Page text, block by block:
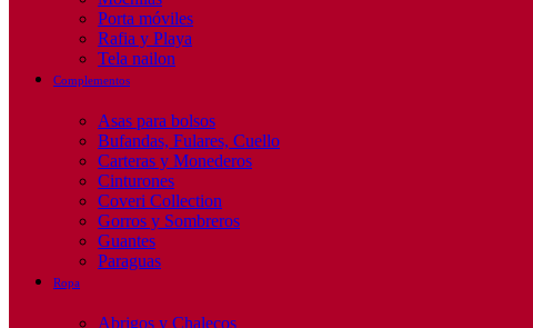
Porta móviles
Rafia y Playa
Tela nailon
Complementos
Asas para bolsos
Bufandas, Fulares, Cuello
Carteras y Monederos
Cinturones
Coveri Collection
Gorros y Sombreros
Guantes
Paraguas
Ropa
Abrigos y Chalecos